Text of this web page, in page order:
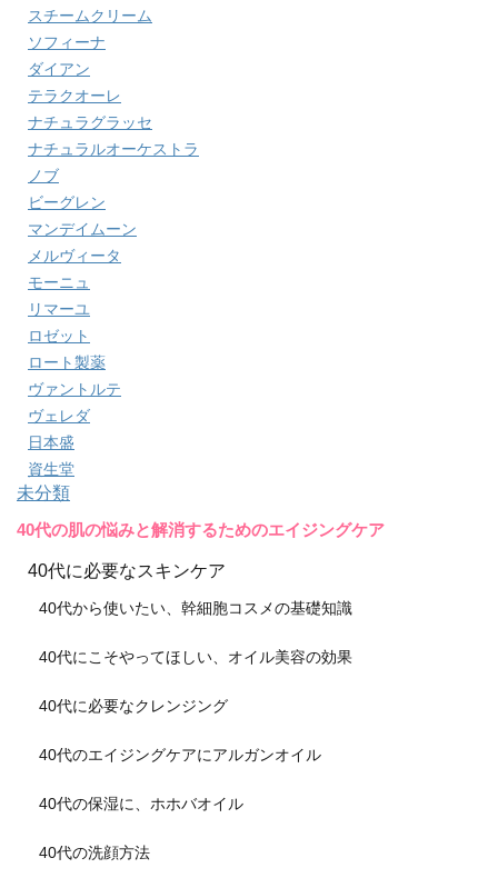
スチームクリーム
ソフィーナ
ダイアン
テラクオーレ
ナチュラグラッセ
ナチュラルオーケストラ
ノブ
ビーグレン
マンデイムーン
メルヴィータ
モーニュ
リマーユ
ロゼット
ロート製薬
ヴァントルテ
ヴェレダ
日本盛
資生堂
未分類
40代の肌の悩みと解消するためのエイジングケア
40代に必要なスキンケア
40代から使いたい、幹細胞コスメの基礎知識
40代にこそやってほしい、オイル美容の効果
40代に必要なクレンジング
40代のエイジングケアにアルガンオイル
40代の保湿に、ホホバオイル
40代の洗顔方法